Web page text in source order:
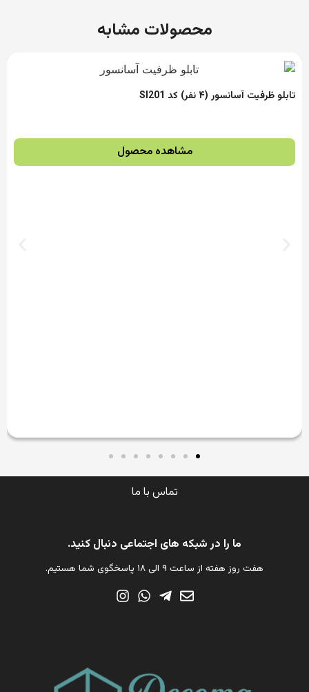
محصولات مشابه
تابلو واحد‌ ‌مالی مدل SI114
مشاهده محصول
تماس با ما
ما را در شبکه های اجتماعی دنبال کنید.
هفت روز هفته از ساعت ۹ الی ۱۸ پاسخگوی شما هستیم.